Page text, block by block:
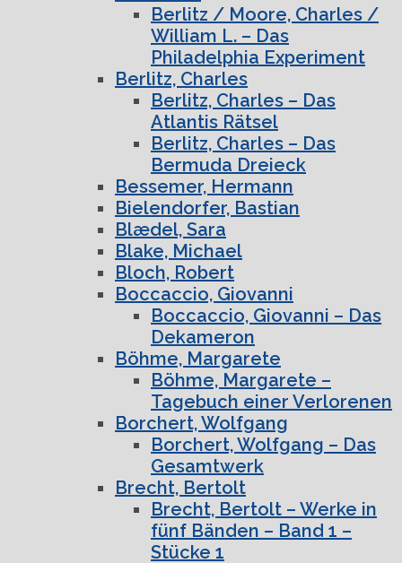
Berlitz / Moore, Charles /
William L. – Das
Philadelphia Experiment
Berlitz, Charles
Berlitz, Charles – Das
Atlantis Rätsel
Berlitz, Charles – Das
Bermuda Dreieck
Bessemer, Hermann
Bielendorfer, Bastian
Blædel, Sara
Blake, Michael
Bloch, Robert
Boccaccio, Giovanni
Boccaccio, Giovanni – Das
Dekameron
Böhme, Margarete
Böhme, Margarete –
Tagebuch einer Verlorenen
Borchert, Wolfgang
Borchert, Wolfgang – Das
Gesamtwerk
Brecht, Bertolt
Brecht, Bertolt – Werke in
fünf Bänden – Band 1 –
Stücke 1